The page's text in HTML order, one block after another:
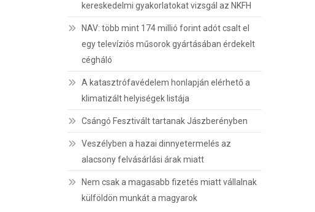
kereskedelmi gyakorlatokat vizsgál az NKFH
NAV: több mint 174 millió forint adót csalt el
egy televíziós műsorok gyártásában érdekelt
cégháló
A katasztrófavédelem honlapján elérhető a
klimatizált helyiségek listája
Csángó Fesztivált tartanak Jászberényben
Veszélyben a hazai dinnyetermelés az
alacsony felvásárlási árak miatt
Nem csak a magasabb fizetés miatt vállalnak
külföldön munkát a magyarok